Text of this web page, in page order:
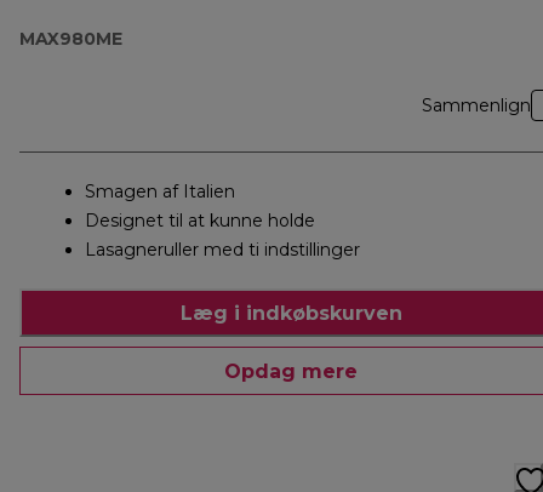
MAX980ME
Sammenlign
Smagen af Italien
Designet til at kunne holde
Lasagneruller med ti indstillinger
Læg i indkøbskurven
Opdag mere